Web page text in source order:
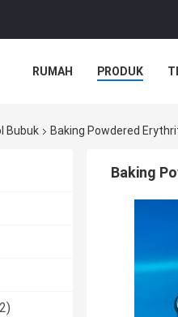
RUMAH PRODUK
Bubuk Baking Powdered
Baking